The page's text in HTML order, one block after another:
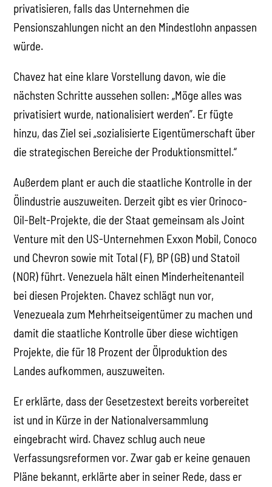
privatisieren, falls das Unternehmen die
Pensionszahlungen nicht an den Mindestlohn anpassen
würde.
Chavez hat eine klare Vorstellung davon, wie die
nächsten Schritte aussehen sollen: „Möge alles was
privatisiert wurde, nationalisiert werden”. Er fügte
hinzu, das Ziel sei „sozialisierte Eigentümerschaft über
die strategischen Bereiche der Produktionsmittel.“
Außerdem plant er auch die staatliche Kontrolle in der
Ölindustrie auszuweiten. Derzeit gibt es vier Orinoco-
Oil-Belt-Projekte, die der Staat gemeinsam als Joint
Venture mit den US-Unternehmen Exxon Mobil, Conoco
und Chevron sowie mit Total (F), BP (GB) und Statoil
(NOR) führt. Venezuela hält einen Minderheitenanteil
bei diesen Projekten. Chavez schlägt nun vor,
Venezueala zum Mehrheitseigentümer zu machen und
damit die staatliche Kontrolle über diese wichtigen
Projekte, die für 18 Prozent der Ölproduktion des
Landes aufkommen, auszuweiten.
Er erklärte, dass der Gesetzestext bereits vorbereitet
ist und in Kürze in der Nationalversammlung
eingebracht wird. Chavez schlug auch neue
Verfassungsreformen vor. Zwar gab er keine genauen
Pläne bekannt, erklärte aber in seiner Rede, dass er